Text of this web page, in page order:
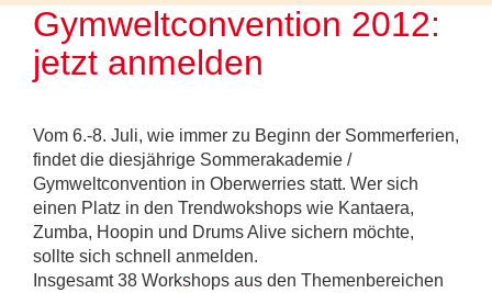
Gymweltconvention 2012:
jetzt anmelden
Vom 6.-8. Juli, wie immer zu Beginn der Sommerferien,
findet die diesjährige Sommerakademie /
Gymweltconvention in Oberwerries statt. Wer sich
einen Platz in den Trendwokshops wie Kantaera,
Zumba, Hoopin und Drums Alive sichern möchte,
sollte sich schnell anmelden.
Insgesamt 38 Workshops aus den Themenbereichen